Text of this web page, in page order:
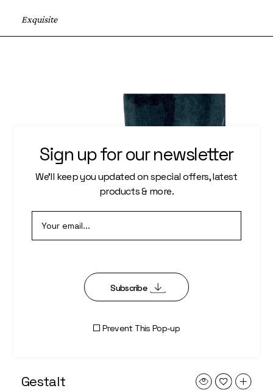
Exquisite
Gestalt
Sign up for our newsletter
We’ll keep you updated on special offers, latest
products & more.
Subscribe
Prevent This Pop-up